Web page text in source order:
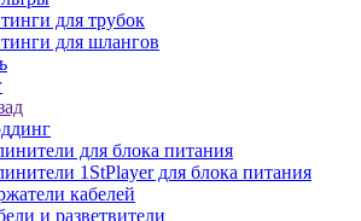
для трубок
для шлангов
для блока питания
1StPlayer для блока питания
кабелей
и разветвители